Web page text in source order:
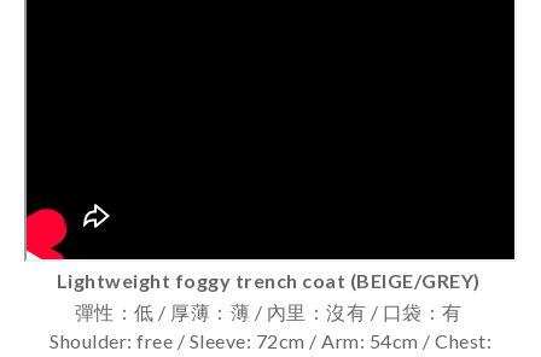
Lightweight foggy trench coat (BEIGE/GREY)
彈性：低 / 厚薄：薄 / 內里：沒有 / 口袋：有
Shoulder: free / Sleeve: 72cm / Arm: 54cm / Chest: